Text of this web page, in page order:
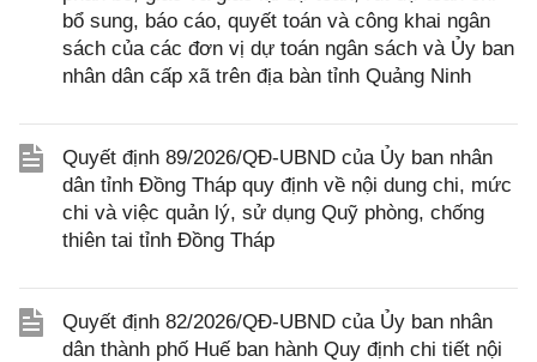
bổ sung, báo cáo, quyết toán và công khai ngân
sách của các đơn vị dự toán ngân sách và Ủy ban
nhân dân cấp xã trên địa bàn tỉnh Quảng Ninh
Quyết định 89/2026/QĐ-UBND của Ủy ban nhân
dân tỉnh Đồng Tháp quy định về nội dung chi, mức
chi và việc quản lý, sử dụng Quỹ phòng, chống
thiên tai tỉnh Đồng Tháp
Quyết định 82/2026/QĐ-UBND của Ủy ban nhân
dân thành phố Huế ban hành Quy định chi tiết nội